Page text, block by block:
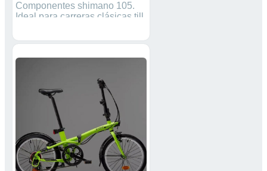
Componentes shimano 105.
Ideal para carreras clásicas till